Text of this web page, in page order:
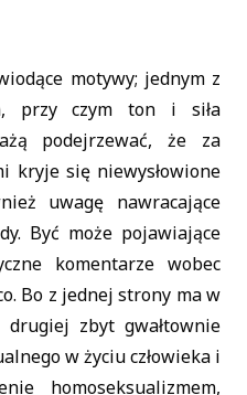
motywy; jednym z
przy czym ton i siła
podejrzewać, że za
kryje się niewysłowione
uwagę nawracające
Być może pojawiające
komentarze wobec
Bo z jednej strony ma w
zbyt gwałtownie
w życiu człowieka i
homoseksualizmem,